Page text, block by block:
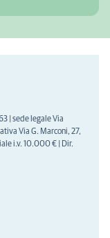
| sede legale Via
Via G. Marconi, 27,
i.v. 10.000 € | Dir.